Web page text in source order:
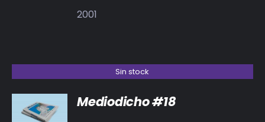
2001
Sin stock
DETALLES
Mediodicho #18